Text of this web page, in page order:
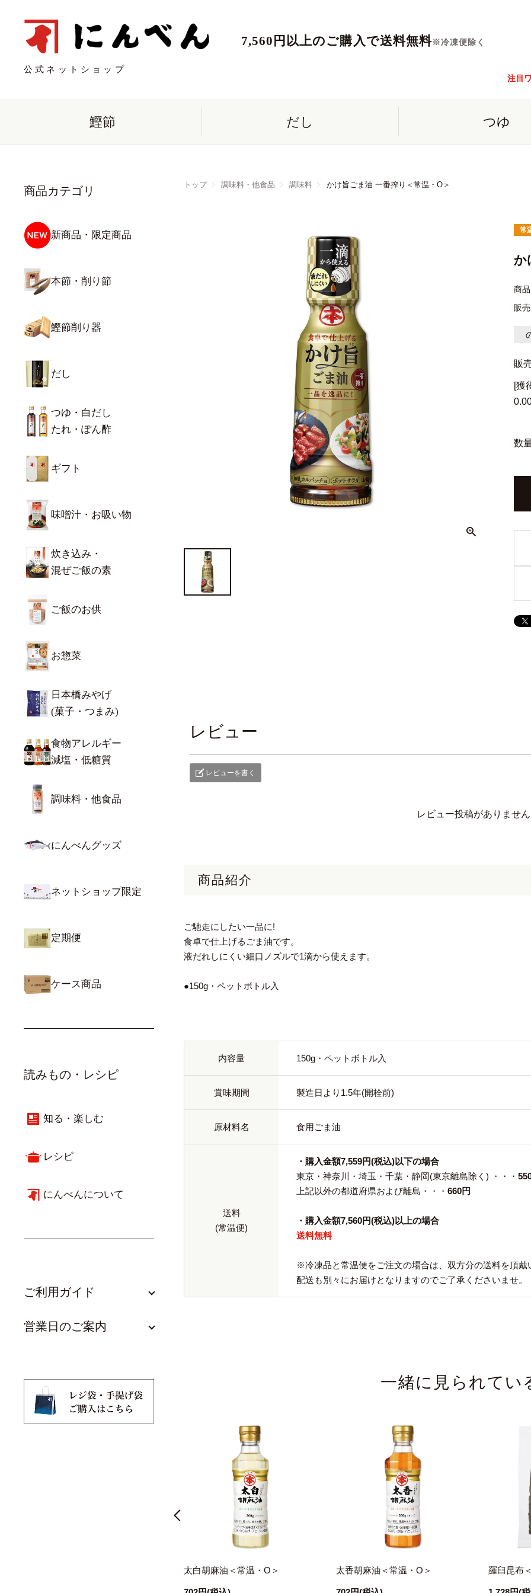
7,560円以上のご購入で送料無料※冷凍便除く
公式ネットショップ
注目
鰹節 だし つゆ
商品カテゴリ
新商品・限定商品
本節・削り節
鰹節削り器
だし
つゆ・白だし
たれ・ぽん酢
ギフト
味噌汁・お吸い物
炊き込み・
混ぜご飯の素
ご飯のお供
お惣菜
日本橋みやげ
(菓子・つまみ)
食物アレルギー
減塩・低糖質
調味料・他食品
にんべんグッズ
ネットショップ限定
定期便
ケース商品
読みもの・レシピ
知る・楽しむ
レシピ
にんべんについて
ご利用ガイド
営業日のご案内
トップ 調味料・他食品 調味料 かけ旨ごま油 一番搾り＜常温・O＞
常
か
商
販
販
[獲
レビュー
レビューを書く
レビュー投稿がありませ
商品紹介
ご馳走にしたい一品に!
食卓で仕上げるごま油です。
液だれしにくい細口ノズルで1滴から使えます。
●150g・ペットボトル入
内容量 150g・ペットボトル入
賞味期間 製造日より1.5年(開栓前)
原材料名 食用ごま油
送料
(常温便)
・購入金額7,559円(税込)以下の場合
東京・神奈川・埼玉・千葉・静岡(東京離島除く) ・・・
上記以外の都道府県および離島・・・ 660円
・購入金額7,560円(税込)以上の場合
送料無料
※冷凍品と常温便をご注文の場合は、双方分の送料を頂戴
配送も別々にお届けとなりますのでご了承くださいませ。
一緒に見られてい
太白胡麻油＜常温・O＞ 太香胡麻油＜常温・O＞ 羅臼昆布